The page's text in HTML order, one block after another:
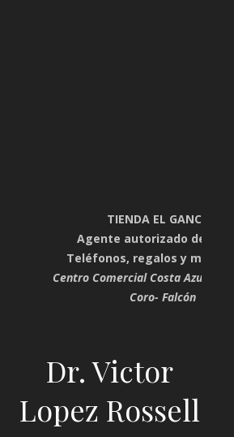
TIENDA EL GANCHO
Agente autorizado de
Teléfonos, regalos y mucho
Centro Comercial Costa Azul.
Coro- Falcón
Dr. Victor
Lopez Rossell